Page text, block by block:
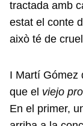
tractada amb
estat el conte
això té de
I Martí Gómez
que el viejo
En el primer,